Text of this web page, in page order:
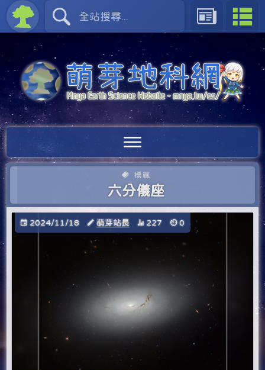
標籤
六分儀座
2024/11/18 萌芽站長 227 0